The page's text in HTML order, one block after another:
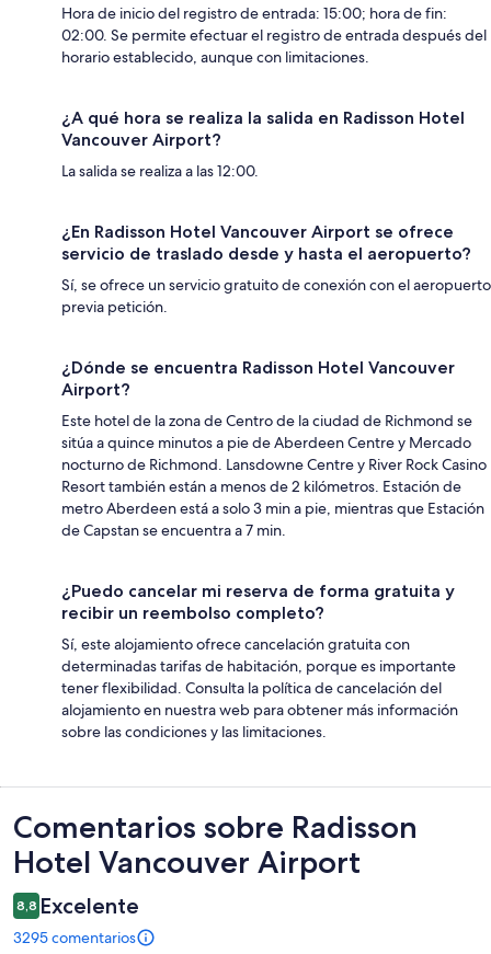
Hora de inicio del registro de entrada: 15:00; hora de fin:
02:00. Se permite efectuar el registro de entrada después del
horario establecido, aunque con limitaciones.
¿A qué hora se realiza la salida en Radisson Hotel
Vancouver Airport?
La salida se realiza a las 12:00.
¿En Radisson Hotel Vancouver Airport se ofrece
servicio de traslado desde y hasta el aeropuerto?
Sí, se ofrece un servicio gratuito de conexión con el aeropuerto
previa petición.
¿Dónde se encuentra Radisson Hotel Vancouver
Airport?
Este hotel de la zona de Centro de la ciudad de Richmond se
sitúa a quince minutos a pie de Aberdeen Centre y Mercado
nocturno de Richmond. Lansdowne Centre y River Rock Casino
Resort también están a menos de 2 kilómetros. Estación de
metro Aberdeen está a solo 3 min a pie, mientras que Estación
de Capstan se encuentra a 7 min.
¿Puedo cancelar mi reserva de forma gratuita y
recibir un reembolso completo?
Sí, este alojamiento ofrece cancelación gratuita con
determinadas tarifas de habitación, porque es importante
tener flexibilidad. Consulta la política de cancelación del
alojamiento en nuestra web para obtener más información
sobre las condiciones y las limitaciones.
Comentarios
Comentarios sobre Radisson
Hotel Vancouver Airport
8,8 Excelente
3295 comentarios